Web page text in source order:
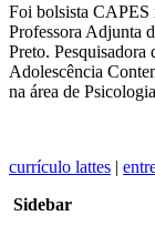
Foi bolsista CAPES
Professora Adjunta
Preto. Pesquisadora
Adolescência
na área de
currículo lattes |
Sidebar